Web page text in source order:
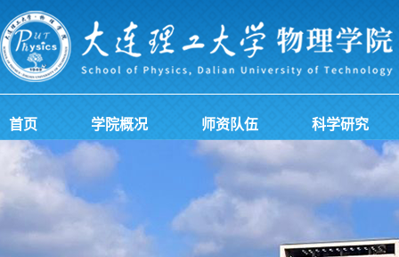
首页 学院概况 师资队伍 科学研究